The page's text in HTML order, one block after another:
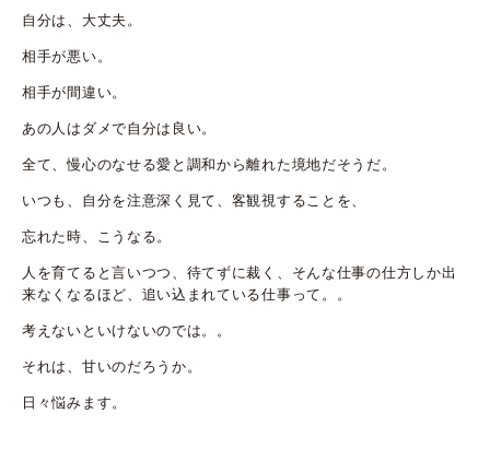
自分は、大丈夫。
相手が悪い。
相手が間違い。
あの人はダメで自分は良い。
全て、慢心のなせる愛と調和から離れた境地だそうだ。
いつも、自分を注意深く見て、客観視することを、
忘れた時、こうなる。
人を育てると言いつつ、待てずに裁く、そんな仕事の仕方しか出
来なくなるほど、追い込まれている仕事って。。
考えないといけないのでは。。
それは、甘いのだろうか。
日々悩みます。